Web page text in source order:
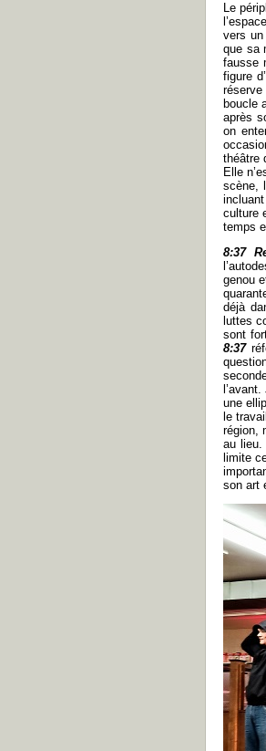
Le
vers un
que sa
fausse
figure
boucle
après
on
théâtre
Elle
scène,
culture
temps
8:37
genou
déjà
luttes
sont
8:37
une
le
région,
au lieu.
limite
son art